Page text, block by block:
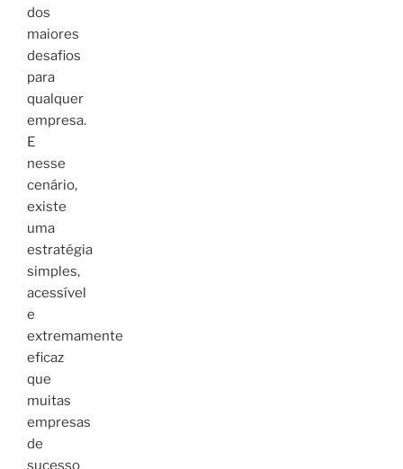
dos
maiores
desafios
para
qualquer
empresa.
E
nesse
cenário,
existe
uma
estratégia
simples,
acessível
e
extremamente
eficaz
que
muitas
empresas
de
sucesso